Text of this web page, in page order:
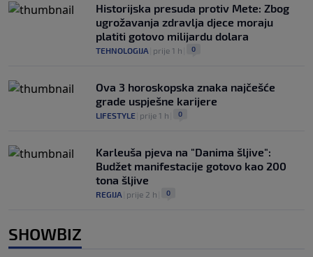
Historijska presuda protiv Mete: Zbog
ugrožavanja zdravlja djece moraju
platiti gotovo milijardu dolara
TEHNOLOGIJA prije 1 h 0
Ova 3 horoskopska znaka najčešće
grade uspješne karijere
LIFESTYLE prije 1 h 0
Karleuša pjeva na "Danima šljive":
Budžet manifestacije gotovo kao 200
tona šljive
REGIJA prije 2 h 0
SHOWBIZ